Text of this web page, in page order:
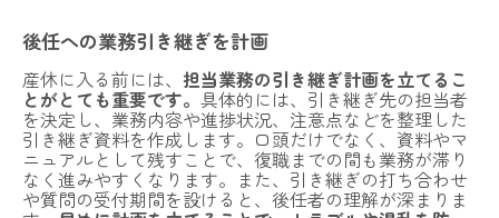
後任への業務引き継ぎを計画
産休に入る前には、 担当業務の引き継ぎ計画を立てるこ
とがとても重要です。 具体的には、引き継ぎ先の担当者
を決定し、業務内容や進捗状況、注意点などを整理した
引き継ぎ資料を作成します。口頭だけでなく、資料やマ
ニュアルとして残すことで、復職までの間も業務が滞り
なく進みやすくなります。また、引き継ぎの打ち合わせ
や質問の受付期間を設けると、後任者の理解が深まりま